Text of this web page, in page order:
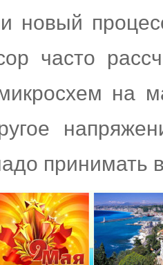
новый
часто
на
принимать